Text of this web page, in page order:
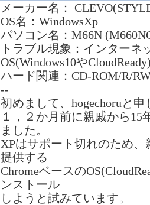
メーカー名：
OS名：WindowsXp
パソコン名：M66N
トラブル現象：インターネ
OS(Windows10や
ハード関連：CD-ROM/R/
--
初めまして、hogechoruと申
１，２か月前に親戚から15
ました。
XPはサポート切れのため、
提供する
Chromeベースの
ンストール
しようと試みています。